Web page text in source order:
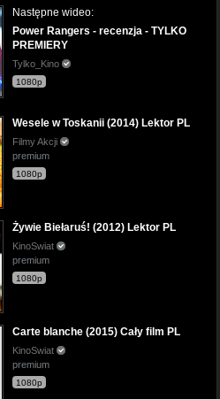
Następne wideo:
Power Rangers - recenzja - TYLKO
PREMIERY
Tylko_Kino
1080p
Wesele w Toskanii (2014) Lektor PL
Filmy Akcji
premium
1080p
Żywie Biełaruś! (2012) Lektor PL
KinoSwiat
premium
1080p
Carte blanche (2015) Cały film PL
KinoSwiat
premium
1080p